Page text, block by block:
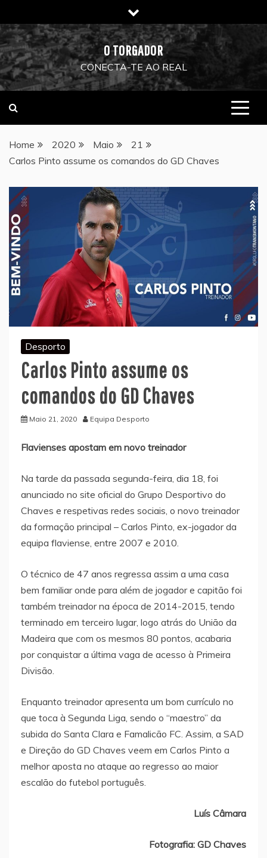
to
content
O TORGADOR
CONECTA-TE AO REAL
Home 2020 Maio
21
Carlos Pinto assume os comandos do GD Chaves
Desporto
Carlos Pinto assume os
comandos do GD Chaves
Maio 21, 2020 Equipa Desporto
Flavienses apostam em novo treinador
Na tarde da passada segunda-feira, dia 18, foi
anunciado no site oficial do Grupo Desportivo do
Chaves e respetivas redes sociais, o novo treinador
da formação principal – Carlos Pinto, ex-jogador da
equipa flaviense, entre 2007 e 2010.
O técnico de 47 anos regressa assim a uma casa
bem familiar onde para além de jogador e capitão foi
também treinador na época de 2014-2015, tendo
terminado em terceiro lugar, logo atrás do União da
Madeira que com os mesmos 80 pontos, acabaria
por conquistar a última vaga de acesso à Primeira
Divisão.
Enquanto treinador apresenta um bom currículo no
que toca à Segunda Liga, sendo o “maestro” da
subida do Santa Clara e Famalicão FC. Assim, a SAD
e Direção do GD Chaves veem em Carlos Pinto a
melhor aposta no ataque ao regresso ao maior
escalão do futebol português.
Luís Câmara
Fotografia: GD Chaves